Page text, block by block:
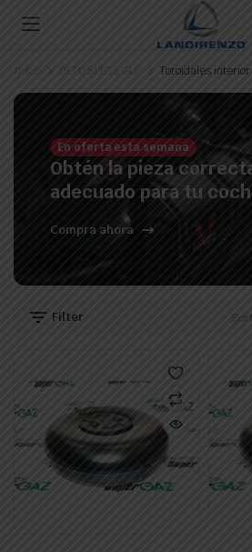
Inicio DEPOSITOS GLP Toroidales interior
En oferta esta semana
Obtén la pieza
adecuado para tu
Compra ahora
Filter